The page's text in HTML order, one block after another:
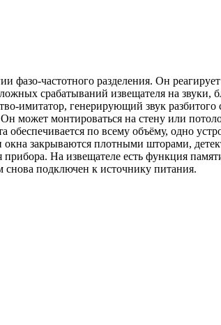
частотного разделения. Он
срабатываний извещателя на звуки,
имитатор, генерирующий звук
может монтироваться на стену или
по всему объёму, одно
окна закрываются плотными шторами,
На извещателе есть функция
снова подключен к источнику питания.